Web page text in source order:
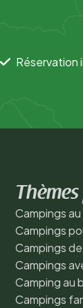
Réservation
Campings
Campings
Campings
Campings
Camping au
Campings